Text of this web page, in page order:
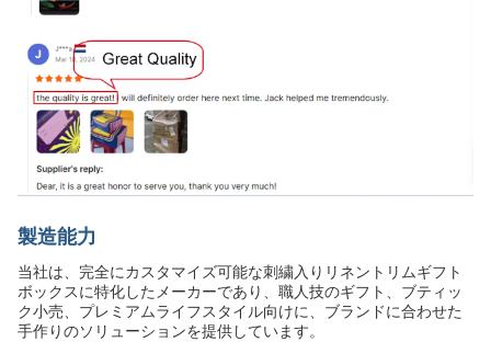
製造能力
当社は、完全にカスタマイズ可能な刺繍入りリネントリムギフト
ボックスに特化したメーカーであり、職人技のギフト、ブティッ
ク小売、プレミアムライフスタイル向けに、ブランドに合わせた
手作りのソリューションを提供しています。